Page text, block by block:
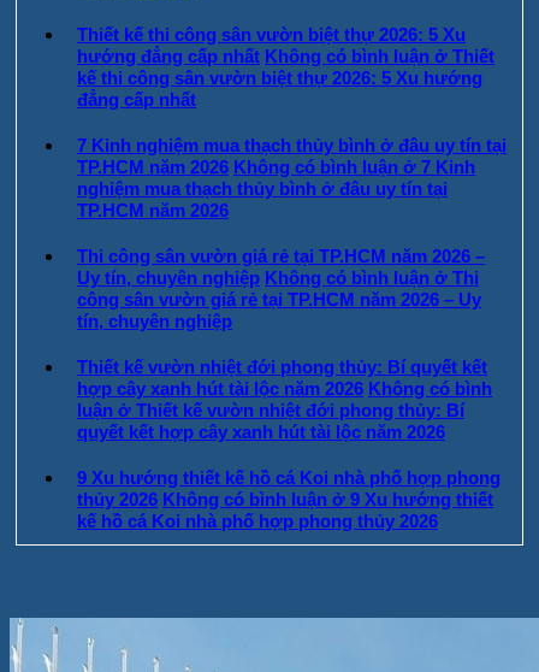
Thiết kế thi công sân vườn biệt thự 2026: 5 Xu
hướng đẳng cấp nhất Không có bình luận ở Thiết
kế thi công sân vườn biệt thự 2026: 5 Xu hướng
đẳng cấp nhất
7 Kinh nghiệm mua thạch thủy bình ở đâu uy tín tại
TP.HCM năm 2026 Không có bình luận ở 7 Kinh
nghiệm mua thạch thủy bình ở đâu uy tín tại
TP.HCM năm 2026
Thi công sân vườn giá rẻ tại TP.HCM năm 2026 –
Uy tín, chuyên nghiệp Không có bình luận ở Thi
công sân vườn giá rẻ tại TP.HCM năm 2026 – Uy
tín, chuyên nghiệp
Thiết kế vườn nhiệt đới phong thủy: Bí quyết kết
hợp cây xanh hút tài lộc năm 2026 Không có bình
luận ở Thiết kế vườn nhiệt đới phong thủy: Bí
quyết kết hợp cây xanh hút tài lộc năm 2026
9 Xu hướng thiết kế hồ cá Koi nhà phố hợp phong
thủy 2026 Không có bình luận ở 9 Xu hướng thiết
kế hồ cá Koi nhà phố hợp phong thủy 2026